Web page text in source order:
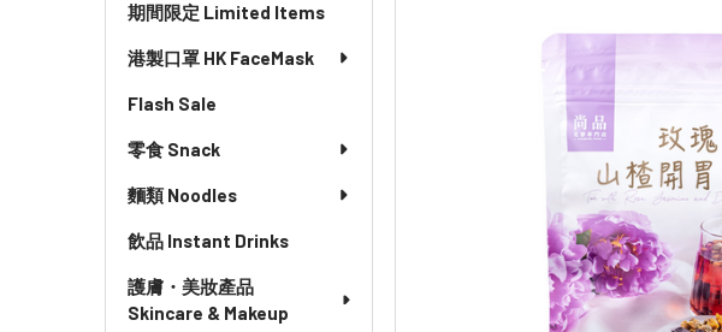
期間限定 Limited Items
港製口罩 HK FaceMask
Flash Sale
零食 Snack
麵類 Noodles
飲品 Instant Drinks
護膚・美妝產品
Skincare & Makeup